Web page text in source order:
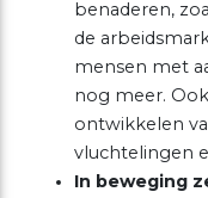
benaderen,
de
mensen met
nog meer.
ontwikkelen
vluchtelingen
In beweging